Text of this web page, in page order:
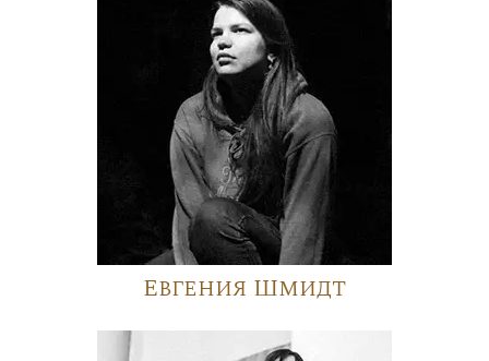
Евгения Шмидт